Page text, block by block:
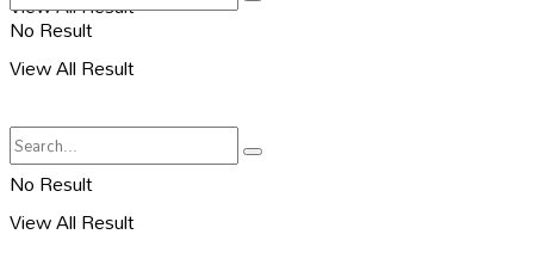
No Result
View All Result
No Result
View All Result